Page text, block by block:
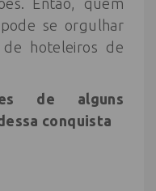
se orgulhar
hoteleiros de
de alguns
conquista